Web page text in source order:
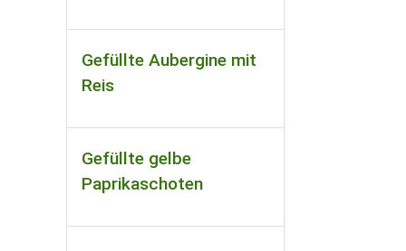
Gefüllte Aubergine mit
Reis
Gefüllte gelbe
Paprikaschoten